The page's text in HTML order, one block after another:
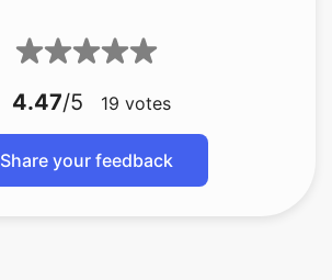
4.47/5 19 votes
Share your feedback